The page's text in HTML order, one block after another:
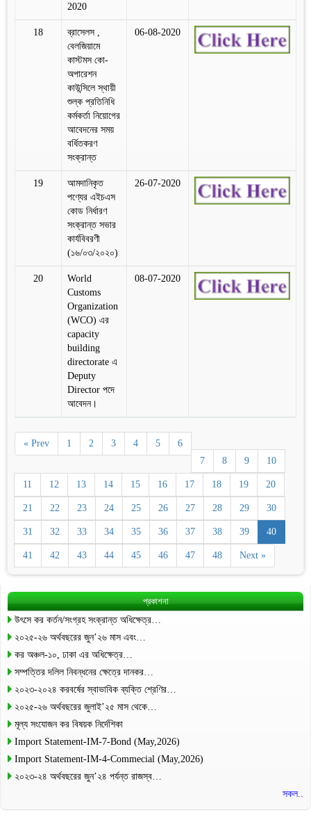
2020
18
ব্রাসেলস ,
বেলজিয়ামে
কাস্টমস কো-
অপারেশন
কাউন্সিলে স্থায়ী
শুল্ক প্রতিনিধি
কর্মকর্তা নিয়োগের
আবেদনের সময়
বর্ধিতকরণ
সংক্রান্ত
06-08-2020
19
আমদানিকৃত
পণ্যের এইচএস
কোড নির্ধারণ
সংক্রান্ত সভার
কার্যবিবরণী
(১৬/০৩/২০২০)
26-07-2020
20
World
Customs
Organization
(WCO) এর
capacity
building
directorate এ
Deputy
Director পদে
আবেদন।
08-07-2020
« Prev 1 2 3 4 5
6
7
8 9 10
11 12 13 14 15 16 17 18 19 20
21 22 23 24 25 26 27 28 29 30
31 32 33 34 35 36 37 38 39 40
41 42 43 44 45 46 47 48 Next »
প্রকাশনা
উৎসে কর কর্তন/সংগ্রহ সংক্রান্ত অধিক্ষেত্র…
২০২৫-২৬ অর্থবছরের জুন’২৬ মাস এবং…
কর অঞ্চল-১০, ঢাকা এর অধিক্ষেত্র…
সম্পত্তির দলিল নিবন্ধনের ক্ষেত্রে দানকর…
২০২৩-২০২৪ করবর্ষের স্বাভাবিক ব্যক্তি শ্রেণির…
২০২৫-২৬ অর্থবছরের জুলাই’২৫ মাস থেকে…
মূল্য সংযোজন কর বিষয়ক নির্দেশিকা
Import Statement-IM-7-Bond (May,2026)
Import Statement-IM-4-Commecial (May,2026)
২০২৩-২৪ অর্থবছরের জুন’২৪ পর্যন্ত রাজস্ব…
সকল..